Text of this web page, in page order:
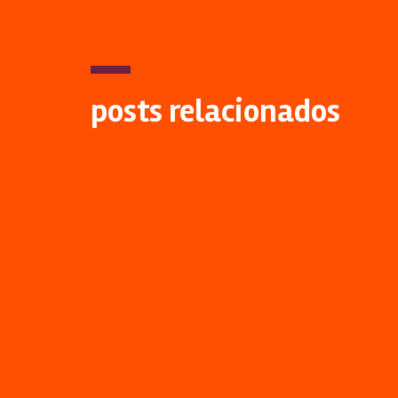
posts relacionados